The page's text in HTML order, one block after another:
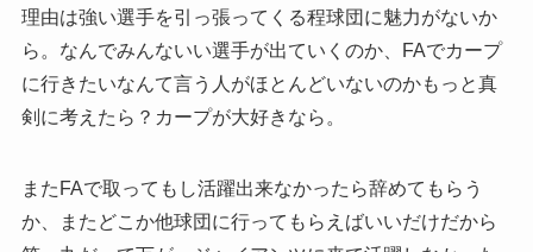
理由は強い選手を引っ張ってくる程球団に魅力がないか
ら。なんでみんないい選手が出ていくのか、FAでカープ
に行きたいなんて言う人がほとんどいないのかもっと真
剣に考えたら？カープが大好きなら。
またFAで取ってもし活躍出来なかったら辞めてもらう
か、またどこか他球団に行ってもらえばいいだけだから